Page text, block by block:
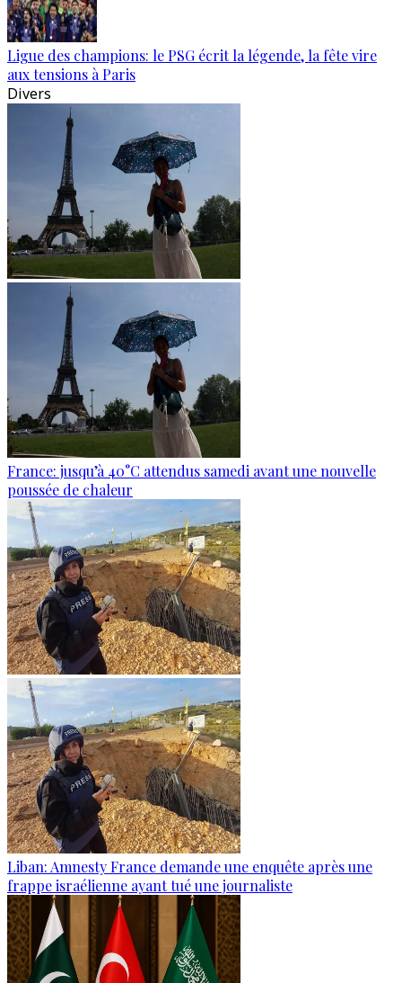
Ligue des champions: le PSG écrit la légende, la fête vire
aux tensions à Paris
Divers
France: jusqu’à 40°C attendus samedi avant une nouvelle
poussée de chaleur
Liban: Amnesty France demande une enquête après une
frappe israélienne ayant tué une journaliste